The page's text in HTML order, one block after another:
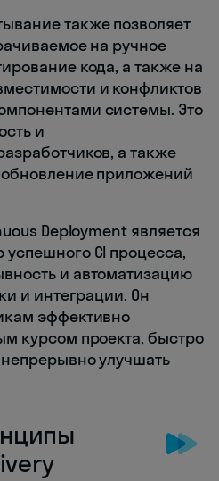
также позволяет
на ручное
кода, а также на
и конфликтов
системы. Это
и
а также
приложений
Deployment является
CI процесса,
и автоматизацию
и интеграции. Он
эффективно
курсом проекта, быстро
улучшать